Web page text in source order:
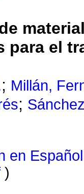
para el
; Millán,
;
en Español
)